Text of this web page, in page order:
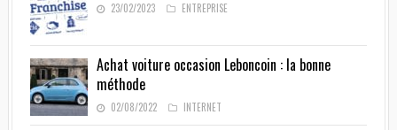
23/02/2023 ENTREPRISE
Achat voiture occasion Leboncoin : la bonne
méthode
02/08/2022 INTERNET